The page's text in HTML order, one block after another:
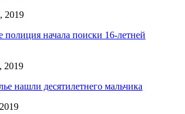
2019
полиция начала поиски 16-летней
2019
нашли десятилетнего мальчика